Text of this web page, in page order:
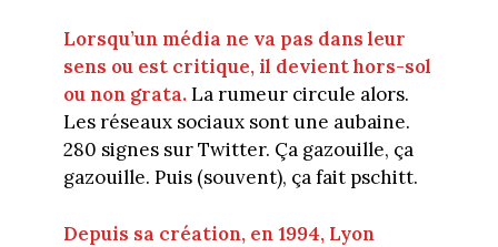
Lorsqu’un média ne va pas dans leur
sens ou est critique, il devient hors-sol
ou non grata.La rumeur circule alors.
Les réseaux sociaux sont une aubaine.
280 signes sur Twitter. Ça gazouille, ça
gazouille. Puis (souvent), ça fait pschitt.
Depuis sa création, en 1994, Lyon